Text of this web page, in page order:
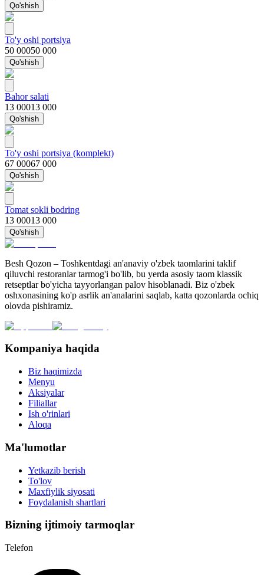
Qo'shish
To'y oshi portsiya
50 00050 000
Qo'shish
Bahor salati
13 00013 000
Qo'shish
To'y oshi portsiya (komplekt)
67 00067 000
Qo'shish
Tomat sokli bodring
13 00013 000
Qo'shish
Besh Qozon – Toshkentdagi an'anaviy o'zbek taomlarini taklif
qiluvchi restoranlar tarmog'i bo'lib, bu yerda asosiy taom klassik
retseptlar bo'yicha tayyorlangan palov hisoblanadi. Biz o'zbek
oshxonasining ko'p asrlik an'analarini saqlab, katta qozonlarda ochiq
olovda pishiramiz.
Kompaniya haqida
Biz haqimizda
Menyu
Aksiyalar
Filiallar
Ish o'rinlari
Aloqa
Ma'lumotlar
Yetkazib berish
To'lov
Maxfiylik siyosati
Foydalanish shartlari
Bizning ijtimoiy tarmoqlar
Telefon